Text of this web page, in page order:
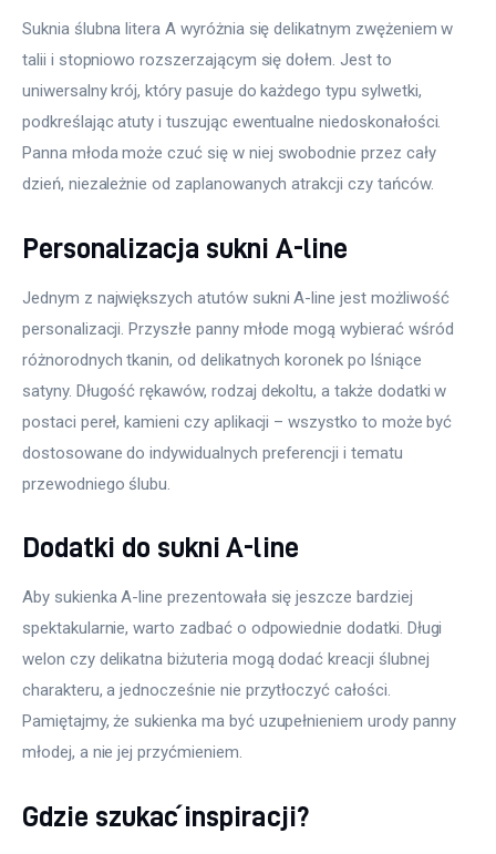
Suknia ślubna litera A wyróżnia się delikatnym zwężeniem w
talii i stopniowo rozszerzającym się dołem. Jest to
uniwersalny krój, który pasuje do każdego typu sylwetki,
podkreślając atuty i tuszując ewentualne niedoskonałości.
Panna młoda może czuć się w niej swobodnie przez cały
dzień, niezależnie od zaplanowanych atrakcji czy tańców.
Personalizacja sukni A-line
Jednym z największych atutów sukni A-line jest możliwość
personalizacji. Przyszłe panny młode mogą wybierać wśród
różnorodnych tkanin, od delikatnych koronek po lśniące
satyny. Długość rękawów, rodzaj dekoltu, a także dodatki w
postaci pereł, kamieni czy aplikacji – wszystko to może być
dostosowane do indywidualnych preferencji i tematu
przewodniego ślubu.
Dodatki do sukni A-line
Aby sukienka A-line prezentowała się jeszcze bardziej
spektakularnie, warto zadbać o odpowiednie dodatki. Długi
welon czy delikatna biżuteria mogą dodać kreacji ślubnej
charakteru, a jednocześnie nie przytłoczyć całości.
Pamiętajmy, że sukienka ma być uzupełnieniem urody panny
młodej, a nie jej przyćmieniem.
Gdzie szukać inspiracji?